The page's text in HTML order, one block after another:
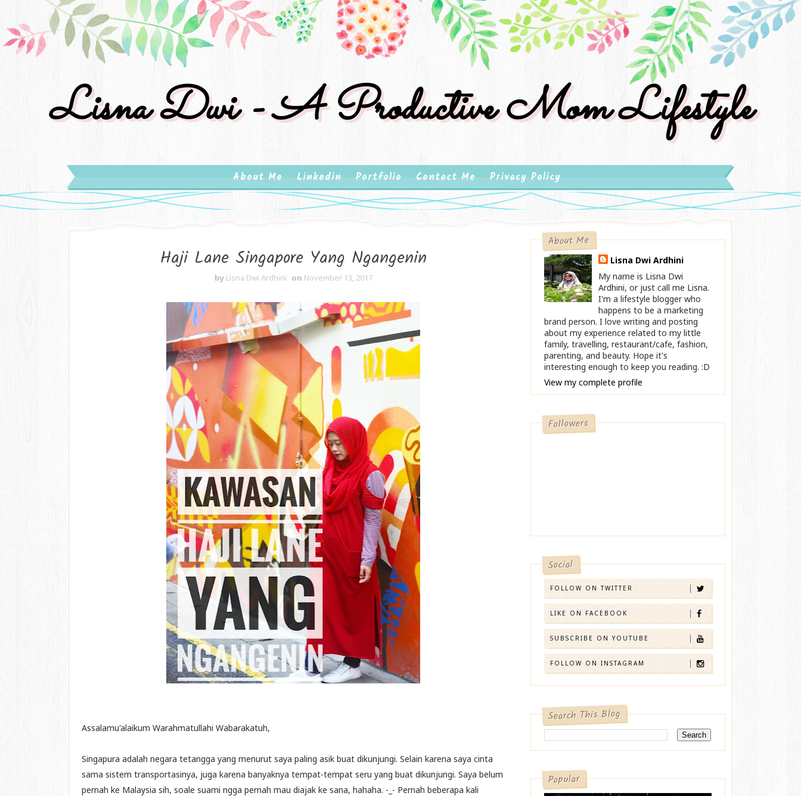
Lisna Dwi - A Productive Mom Lifestyle
About Me Linkedin Portfolio Contact Me Privacy Policy
Haji Lane Singapore Yang Ngangenin
by Lisna Dwi Ardhini on November 13, 2017
Assalamu'alaikum Warahmatullahi Wabarakatuh,
Singapura adalah negara tetangga yang menurut saya paling asik buat dikunjungi. Selain karena saya cinta
sama sistem transportasinya, juga karena banyaknya tempat-tempat seru yang buat dikunjungi. Saya belum
pernah ke Malaysia sih, soale suami ngga pernah mau diajak ke sana, hahaha. -_- Pernah beberapa kali
About Me
Lisna Dwi Ardhini
My name is Lisna Dwi
Ardhini, or just call me Lisna.
I'm a lifestyle blogger who
happens to be a marketing
brand person. I love writing and posting
about my experience related to my little
family, travelling, restaurant/cafe, fashion,
parenting, and beauty. Hope it's
interesting enough to keep you reading. :D
View my complete profile
Followers
Social
FOLLOW ON TWITTER
LIKE ON FACEBOOK
SUBSCRIBE ON YOUTUBE
FOLLOW ON INSTAGRAM
Search This Blog
Popular